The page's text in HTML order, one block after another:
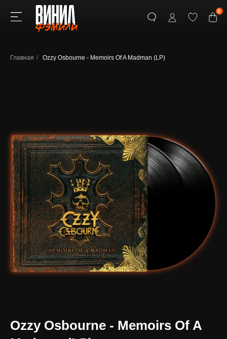
Главная / Ozzy Osbourne - Memoirs Of A Madman (LP)
Ozzy Osbourne - Memoirs Of A